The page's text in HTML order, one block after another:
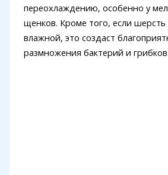
переохлаждению, особенно у
щенков. Кроме того, если шерсть
влажной, это создаст
размножения бактерий и грибков.